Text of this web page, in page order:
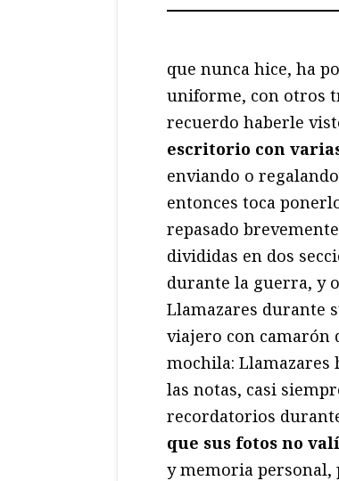
que nunca hice, ha
uniforme, con otros
recuerdo haberle
escritorio con
enviando o
entonces toca
repasado
divididas en dos
durante la guerra, y
Llamazares durante
viajero con camarón
mochila: Llamazares
las notas, casi
recordatorios
que sus fotos no
y memoria personal,